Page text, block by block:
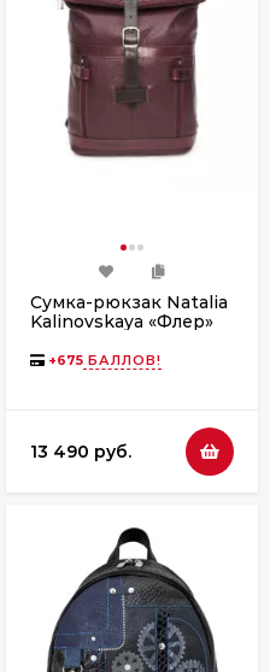
Сумка-рюкзак Natalia
Kalinovskaya «Флер»
+675 БАЛЛОВ!
13 490 руб.